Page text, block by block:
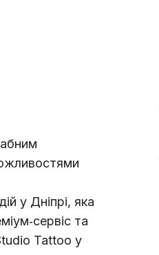
у Дніпрі, яка
та
Tattoo у